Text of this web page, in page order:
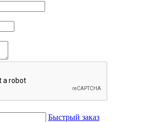
Быстрый заказ